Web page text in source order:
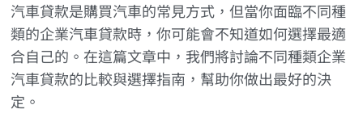
汽車貸款是購買汽車的常見方式，但當你面臨不同種
類的企業汽車貸款時，你可能會不知道如何選擇最適
合自己的。在這篇文章中，我們將討論不同種類企業
汽車貸款的比較與選擇指南，幫助你做出最好的決
定。